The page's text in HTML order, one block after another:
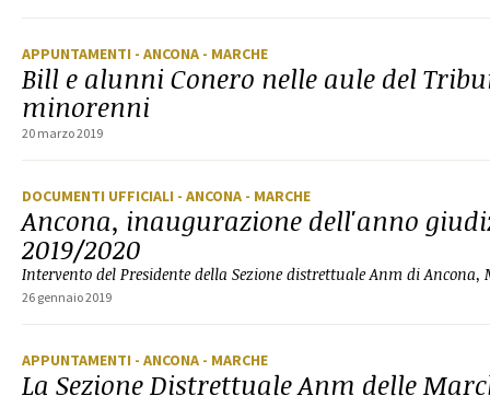
APPUNTAMENTI - ANCONA - MARCHE
Bill e alunni Conero nelle aule del
minorenni
20 marzo 2019
DOCUMENTI UFFICIALI - ANCONA - MARCHE
Ancona, inaugurazione dell'anno
2019/2020
Intervento del Presidente della Sezione distrettuale Anm di
26 gennaio 2019
APPUNTAMENTI - ANCONA - MARCHE
La Sezione Distrettuale Anm delle